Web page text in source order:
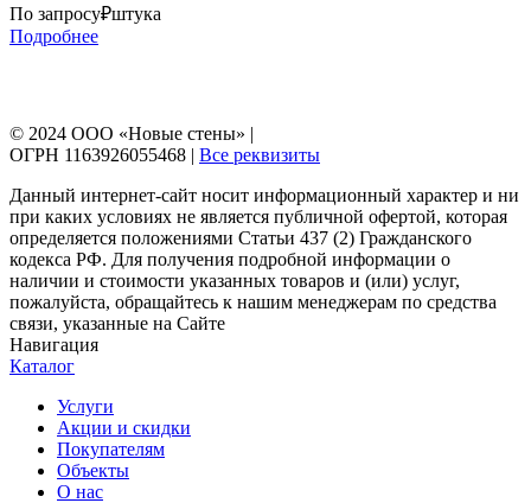
По запросу₽штука
Подробнее
© 2024 ООО «Новые стены» |
ОГРН 1163926055468 | Все реквизиты
Данный интернет-сайт носит информационный характер и ни
при каких условиях не является публичной офертой, которая
определяется положениями Статьи 437 (2) Гражданского
кодекса РФ. Для получения подробной информации о
наличии и стоимости указанных товаров и (или) услуг,
пожалуйста, обращайтесь к нашим менеджерам по средства
связи, указанные на Сайте
Навигация
Каталог
Услуги
Акции и скидки
Покупателям
Объекты
О нас